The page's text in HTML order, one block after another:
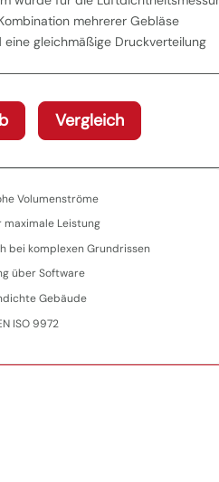
mehrerer Gebläse
gleichmäßige Druckverteilung
Vergleich
Volumenströme
Leistung
bei komplexen Grundrissen
über Software
Gebäude
ISO 9972